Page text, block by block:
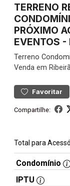
TERRENO
PRÓXIMO
EVENTOS -
Terreno
Venda em
Favoritar
Compartilhe:
Total para
Condomínio
IPTU